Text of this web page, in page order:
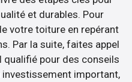
et durables. Pour
votre toiture en repérant
Par la suite, faites appel
qualifié pour des conseils
investissement important,